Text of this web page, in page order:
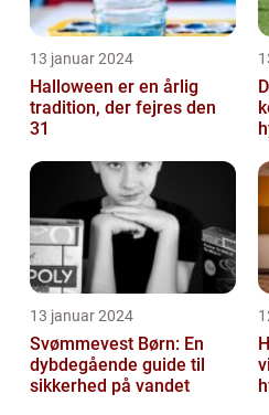
13 januar 2024
Halloween er en årlig
tradition, der fejres den
31
13 januar 2024
Svømmevest Børn: En
dybdegående guide til
sikkerhed på vandet